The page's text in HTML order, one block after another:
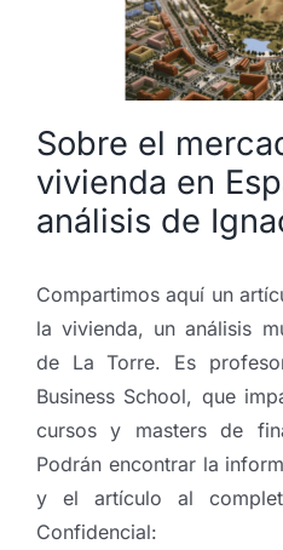
Sobre el
vivienda en
análisis de
Compartimos aquí un
la vivienda, un análisis
de La Torre. Es
Business School, que
cursos y masters de
Podrán encontrar la
y el artículo al
Confidencial: